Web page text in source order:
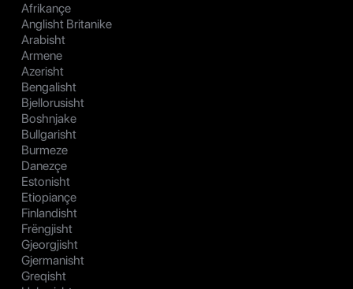
Afrikançe
Anglisht Britanike
Arabisht
Armene
Azerisht
Bengalisht
Bjellorusisht
Boshnjake
Bullgarisht
Burmeze
Danezçe
Estonisht
Etiopiançe
Finlandisht
Frëngjisht
Gjeorgjisht
Gjermanisht
Greqisht